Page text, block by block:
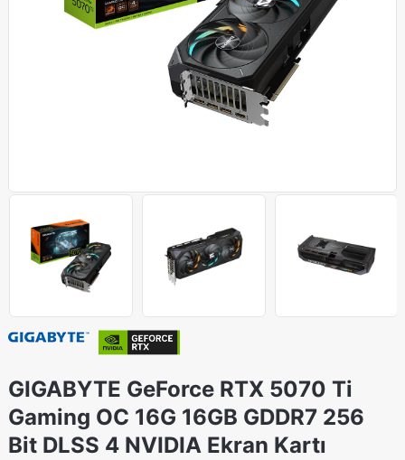
GIGABYTE GeForce RTX 5070 Ti
Gaming OC 16G 16GB GDDR7 256
Bit DLSS 4 NVIDIA Ekran Kartı